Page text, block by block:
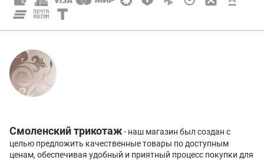
Смоленский трикотаж- наш магазин был создан с
целью предложить качественные товары по доступным
ценам, обеспечивая удобный и приятный процесс покупки для